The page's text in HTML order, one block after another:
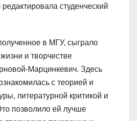
студенческий
в МГУ, сыграло
и творчестве
Марцинкевич. Здесь
с теорией и
литературной критикой и
позволило ей лучше